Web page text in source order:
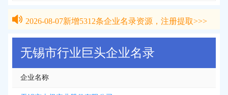
无锡市行业巨头企业名录
企业名称